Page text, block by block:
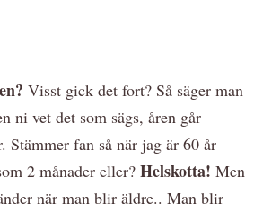
Visst gick det fort? Så säger man
ni vet det som sägs, åren går
Stämmer fan så när jag är 60 år
2 månader eller? Helskotta! Men
när man blir äldre.. Man blir